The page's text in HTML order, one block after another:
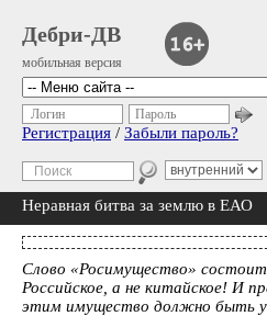
Дебри-ДВ
мобильная версия
Логин Пароль
Регистрация / Забыли пароль?
Неравная битва за землю в ЕАО
Слово «Росимущество»
Российское, а не китайское! И
этим имущество должно быть у